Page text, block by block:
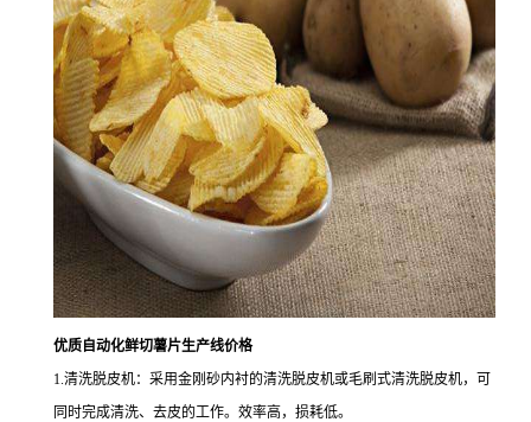
优质自动化鲜切薯片生产线价格
1.清洗脱皮机：采用金刚砂内衬的清洗脱皮机或毛刷式清洗脱皮机，可
同时完成清洗、去皮的工作。效率高，损耗低。